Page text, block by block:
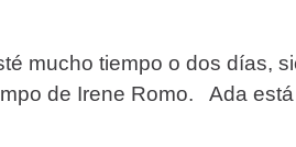
mucho tiempo o dos días,
de Irene Romo. Ada